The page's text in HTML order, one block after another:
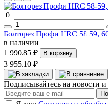
0
Болторез Профи HRC 58-59,
в наличии
1 990.85 ₽
В корзину
3 955.10 ₽
Подписывайтесь на новости и